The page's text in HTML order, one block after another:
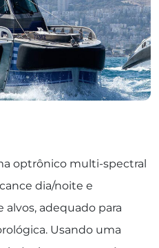
optrônico multi-spectral
dia/noite e
adequado para
Usando uma